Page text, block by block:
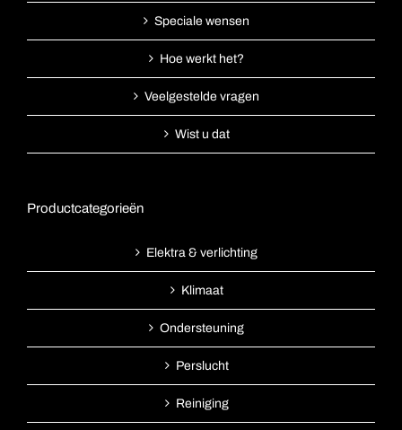
Speciale wensen
Hoe werkt het?
Veelgestelde vragen
Wist u dat
Productcategorieën
Elektra & verlichting
Klimaat
Ondersteuning
Perslucht
Reiniging